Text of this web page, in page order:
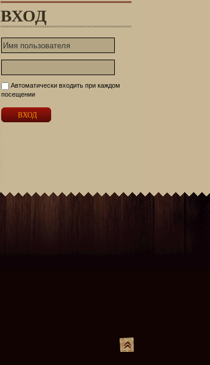
ВХОД
Автоматически входить при каждом
посещении